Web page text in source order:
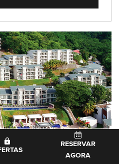
RESERVAR
AGORA